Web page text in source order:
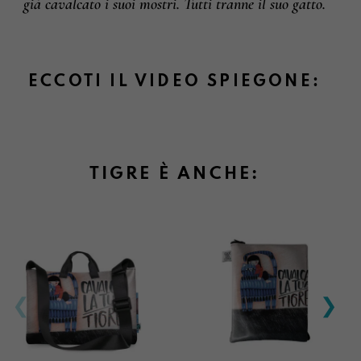
già cavalcato i suoi mostri. Tutti tranne il suo gatto.
ECCOTI IL VIDEO SPIEGONE:
TIGRE È ANCHE: